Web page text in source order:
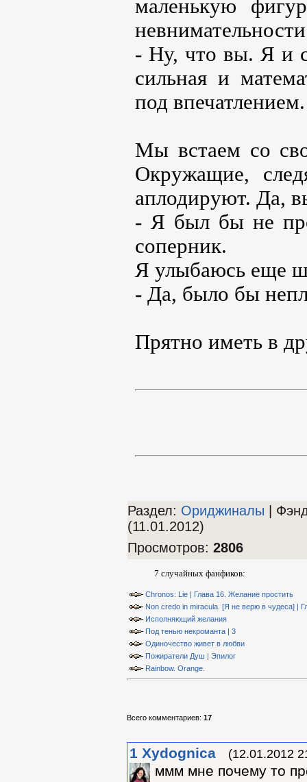
маленькую
- Ну, что вы. Я и
сильная и
под впечатлением.
Мы встаем со
Окружащие,
аплодируют. Да,
- Я был бы не
соперник.
Я улыбаюсь еще
- Да, было бы
Прятно иметь в
Раздел: Ориджиналы |
(11.01.2012)
Просмотров: 2806
7 случайных фанфиков:
Chronos: Lie | Глава 16. Желание простить
Non credo in miracula. [Я не верю в чудеса] |
Исполняющий желания
Под тенью некроманта | 3
Одиночество живет в любви
Пожиратели Душ | Эпилог
Rainbow. Orange.
Всего комментариев: 17
1 Xydognica (12.01.2012
ммм мне почему то